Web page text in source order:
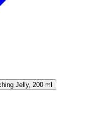
Jelly, 200 ml